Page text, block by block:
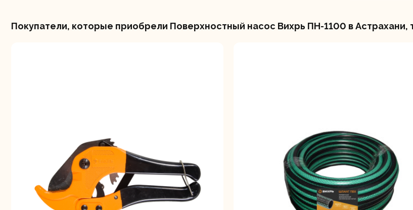
Свернуть
СВЕРНУТЬ
Покупатели, которые приобрели Поверхностный насос Вихрь ПН-1100 в Астрахани,